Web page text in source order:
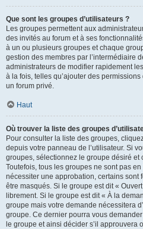
Que sont les groupes d’utilisateurs ?
Les groupes permettent aux
des invités au forum et à ses
à un ou plusieurs groupes et chaque
gestion des membres par l’intermédiaire
administrateurs de modifier rapidement
à la fois, telles qu’ajouter des
un forum privé.
Haut
Où trouver la liste des groupes
Pour consulter la liste des groupes,
depuis votre panneau de l’utilisateur. Si
groupes, sélectionnez le groupe désiré
Toutefois, tous les groupes ne sont pas
nécessiter une approbation, certains sont
être masqués. Si le groupe est dit «
librement. Si le groupe est dit « À la
groupe mais votre demande nécessitera
groupe. Ce dernier pourra vous
le groupe et ainsi décider s’il approuvera